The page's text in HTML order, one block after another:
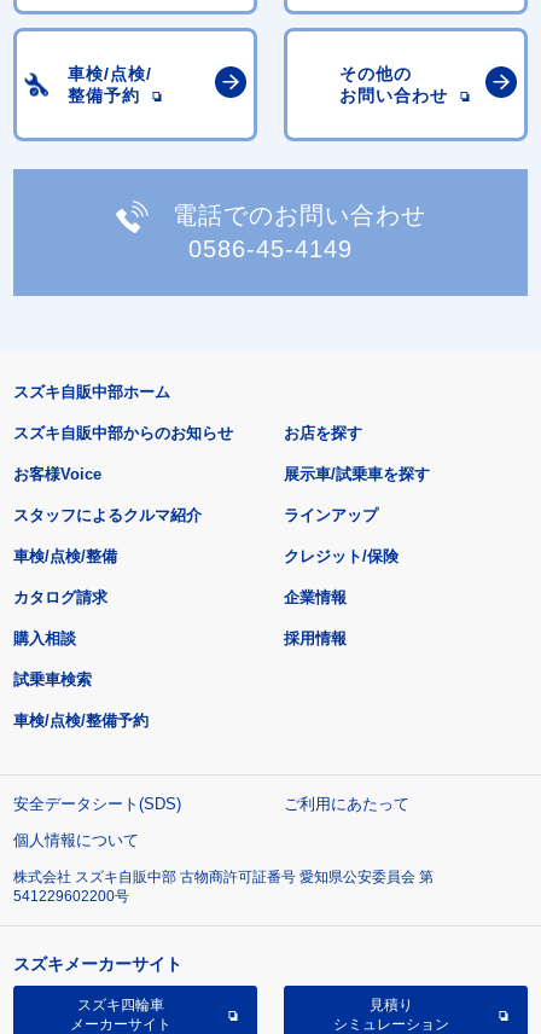
車検/点検/
整備予約
その他の
お問い合わせ
電話でのお問い合わせ
0586-45-4149
スズキ自販中部ホーム
スズキ自販中部からのお知らせ
お客様Voice
スタッフによるクルマ紹介
お店を探す
展示車/試乗車を探す
ラインアップ
車検/点検/整備 クレジット/保険
カタログ請求
購入相談
試乗車検索
車検/点検/整備予約
企業情報
採用情報
安全データシート(SDS)
ご利用にあたって
個人情報について
株式会社 スズキ自販中部 古物商許可証番号 愛知県公安委員会 第
541229602200号
スズキメーカーサイト
スズキ四輪車
メーカーサイト
見積り
シミュレーション